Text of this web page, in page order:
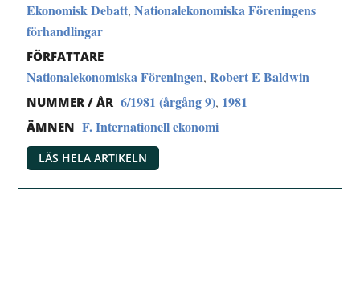
Ekonomisk Debatt,Nationalekonomiska Föreningens
förhandlingar
FÖRFATTARE
Nationalekonomiska Föreningen,Robert E Baldwin
NUMMER / ÅR 6/1981 (årgång 9), 1981
ÄMNEN F. Internationell ekonomi
LÄS HELA ARTIKELN